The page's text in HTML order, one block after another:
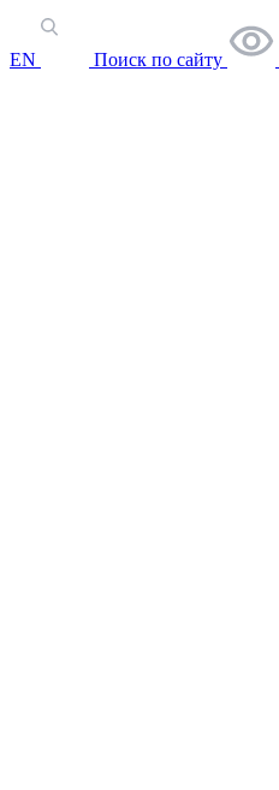
EN Поиск по сайту